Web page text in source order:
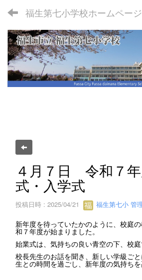
福生第七小学校ホームページ
４月７日 令和７
式・入学式
投稿日時 : 2025/04/21 福生第七小 管
新年度を待っていたかのように、校庭
和７年度が始まりました。
始業式は、気持ちの良い青空の下、校庭
校長先生のお話を聞き、新しい学級ご
生との時間を過ごし、新年度の気持ち